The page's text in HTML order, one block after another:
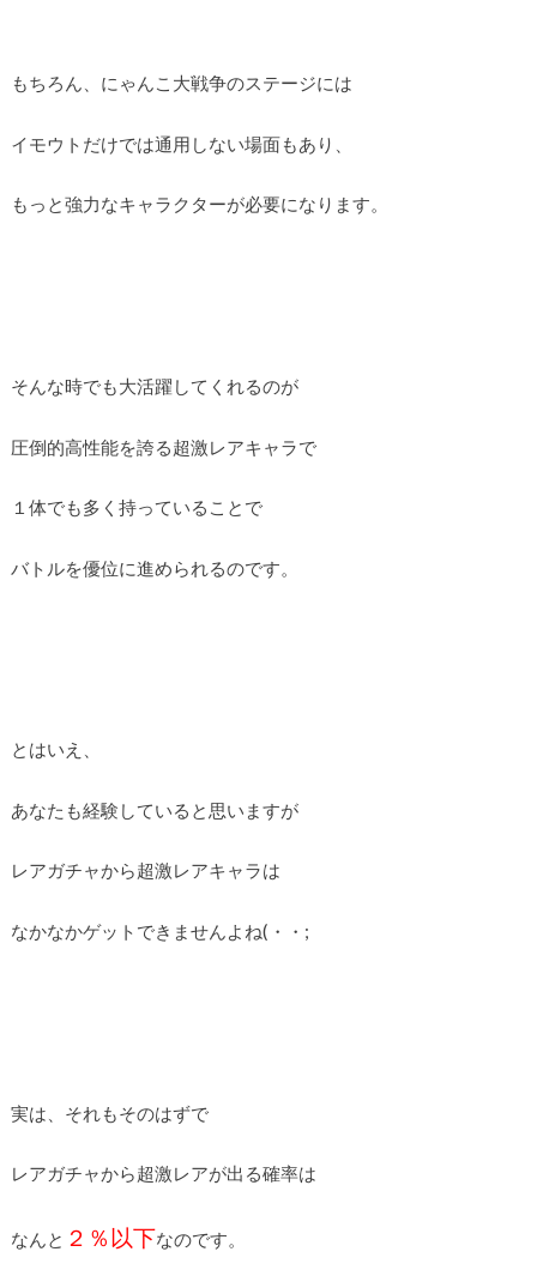
もちろん、にゃんこ大戦争のステージには
イモウトだけでは通用しない場面もあり、
もっと強力なキャラクターが必要になります。
そんな時でも大活躍してくれるのが
圧倒的高性能を誇る超激レアキャラで
１体でも多く持っていることで
バトルを優位に進められるのです。
とはいえ、
あなたも経験していると思いますが
レアガチャから超激レアキャラは
なかなかゲットできませんよね(・・;
実は、それもそのはずで
レアガチャから超激レアが出る確率は
なんと ２％以下なのです。